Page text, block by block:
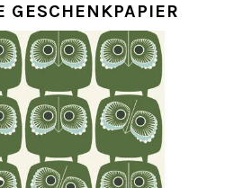
GESCHENKPAPIER